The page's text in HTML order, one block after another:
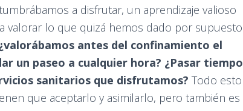
a disfrutar, un aprendizaje valioso
valorar lo que quizá hemos dado por supuesto
antes del confinamiento el
un paseo a cualquier hora? ¿Pasar tiempo
sanitarios que disfrutamos? Todo esto
que aceptarlo y asimilarlo, pero también es